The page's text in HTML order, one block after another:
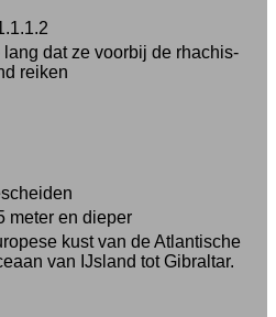
lang dat ze voorbij de rhachis-
reiken
meter en dieper
kust van de Atlantische
van IJsland tot Gibraltar.